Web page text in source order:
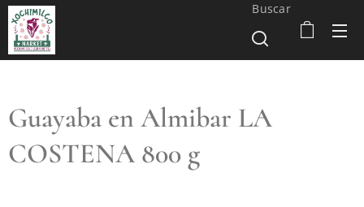
Buscar
Guayaba en Almibar LA
COSTENA 800 g